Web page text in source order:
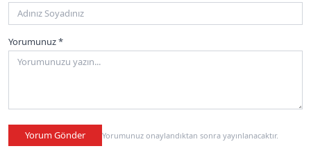
Yorumunuz *
Yorum Gönder Yorumunuz onaylandıktan sonra yayınlanacaktır.